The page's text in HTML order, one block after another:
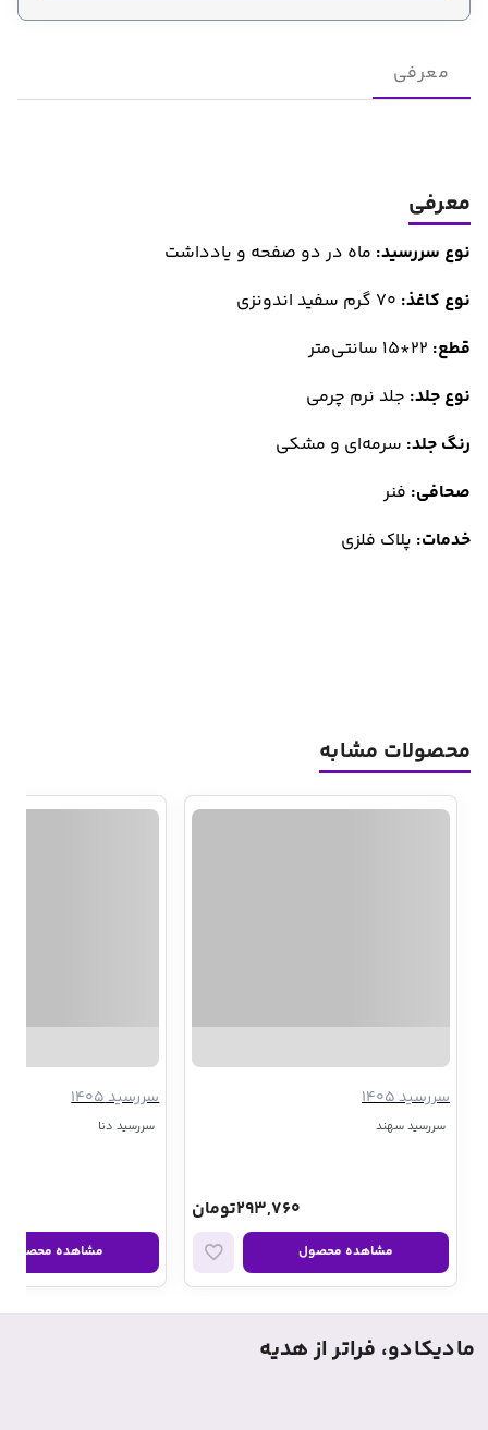
معرفی
معرفی
نوع سررسید: ماه در دو صفحه و یادداشت
نوع کاغذ:
قطع:
نوع جلد: جلد نرم چرمی
رنگ جلد: سرمه‌ای و مشکی
صحافی: فنر
خدمات: پلاک فلزی
محصولات مشابه
سررسید 1405
سررسید سهند
293,760تومان
مشاهده محصول
سررسید 1405
سررسید دنا
مشاهده محصول
مادیکادو، فراتر از هدیه